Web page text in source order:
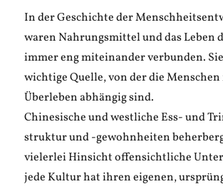
In der Geschichte der
waren Nahrungsmittel und das Leben
immer eng miteinander verbunden.
wichtige Quelle, von der die
Überleben abhängig sind.
Chinesische und westliche Ess- und
struktur und -gewohnheiten
vielerlei Hinsicht offensichtliche
jede Kultur hat ihren eigenen,